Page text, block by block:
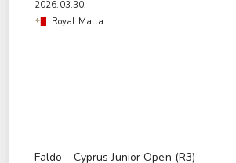
2026.03.30.
Royal Malta
Faldo - Cyprus Junior Open (R3)